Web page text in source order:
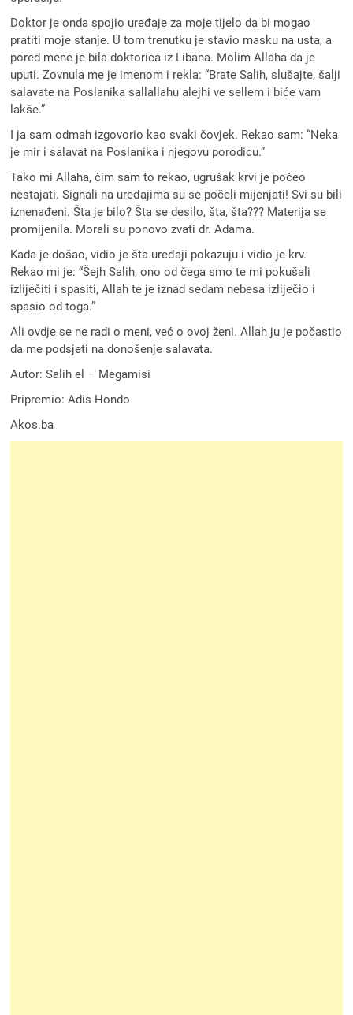
Doktor je onda spojio uređaje za moje tijelo da bi mogao
pratiti moje stanje. U tom trenutku je stavio masku na usta, a
pored mene je bila doktorica iz Libana. Molim Allaha da je
uputi. Zovnula me je imenom i rekla: “Brate Salih, slušajte, šalji
salavate na Poslanika sallallahu alejhi ve sellem i biće vam
lakše.”
I ja sam odmah izgovorio kao svaki čovjek. Rekao sam: “Neka
je mir i salavat na Poslanika i njegovu porodicu.”
Tako mi Allaha, čim sam to rekao, ugrušak krvi je počeo
nestajati. Signali na uređajima su se počeli mijenjati! Svi su bili
iznenađeni. Šta je bilo? Šta se desilo, šta, šta??? Materija se
promijenila. Morali su ponovo zvati dr. Adama.
Kada je došao, vidio je šta uređaji pokazuju i vidio je krv.
Rekao mi je: “Šejh Salih, ono od čega smo te mi pokušali
izliječiti i spasiti, Allah te je iznad sedam nebesa izliječio i
spasio od toga.”
Ali ovdje se ne radi o meni, već o ovoj ženi. Allah ju je počastio
da me podsjeti na donošenje salavata.
Autor: Salih el – Megamisi
Pripremio: Adis Hondo
Akos.ba